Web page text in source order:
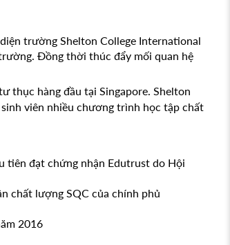
trường Shelton College International
Đồng thời thúc đẩy mối quan hệ
thục hàng đầu tại Singapore. Shelton
viên nhiều chương trình học tập chất
đạt chứng nhận Edutrust do Hội
chất lượng SQC của chính phủ
2016